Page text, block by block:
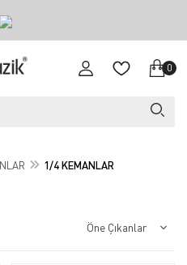
0
1/4 KEMANLAR